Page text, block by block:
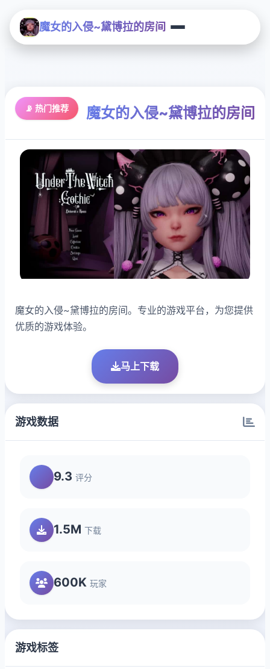
魔女的入侵~黛博拉的房间
📡 热门推荐 魔女的入侵~黛博拉的房间
魔女的入侵~黛博拉的房间。专业的游戏平台，为您提供
优质的游戏体验。
马上下载
游戏数据
9.3 评分
1.5M 下载
600K 玩家
游戏标签